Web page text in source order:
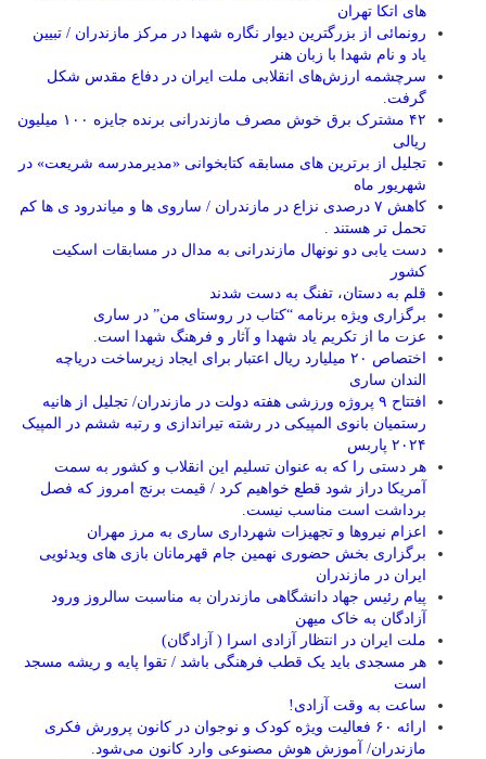
های اتکا تهران
رونمائی از بزرگترین دیوار نگاره شهدا در مرکز مازندران / تبیین
یاد و نام شهدا با زبان هنر
سرچشمه ارزش‌های انقلابی ملت ایران در دفاع مقدس شکل
گرفت.
۴۲ مشترک برق خوش مصرف مازندرانی برنده جایزه ۱۰۰ میلیون
ریالی
تجلیل از برترین های مسابقه کتابخوانی «مدیرمدرسه شریعت» در
شهریور ماه
کاهش ۷ درصدی نزاع در مازندران / ساروی ها و میاندرود ی ها کم
تحمل تر هستند‌ .
دست یابی دو نونهال مازندرانی به مدال در مسابقات اسکیت
کشور
قلم به دستان، تفنگ به دست شدند
برگزاری ویژه برنامه “کتاب در روستای من” در ساری
عزت ما از تکریم یاد شهدا و آثار و فرهنگ شهدا است.
اختصاص ۲۰ میلیارد ریال اعتبار برای ایجاد زیرساخت دریاچه
الندان ساری
افتتاح ۹ پروژه ورزشی هفته دولت در مازندران/ تجلیل از هانیه
رستمیان بانوی المپیکی در رشته تیراندازی و رتبه ششم در المپیک
۲۰۲۴ پاربس
هر دستی را که به عنوان تسلیم این انقلاب و کشور به سمت
آمريکا دراز شود قطع خواهیم کرد / قیمت برنج امروز که فصل
برداشت است مناسب نیست.
اعزام نیروها و تجهیزات شهرداری ساری به مرز مهران
برگزاری بخش حضوری نهمین جام قهرمانان بازی های ویدئویی
ایران در مازندران
پیام رئیس جهاد دانشگاهی مازندران به مناسبت سالروز ورود
آزادگان به خاک میهن
ملت ایران در انتظار آزادی اسرا ( آزادگان)
هر مسجدی باید یک قطب فرهنگی باشد / تقوا پایه و ریشه مسجد
است
ساعت به وقت آزادی!
ارائه ۶۰ فعالیت ویژه کودک و نوجوان در کانون پرورش فکری
مازندران/ آموزش هوش مصنوعی وارد کانون می‌شود.